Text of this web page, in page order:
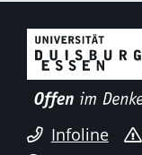
Infoline